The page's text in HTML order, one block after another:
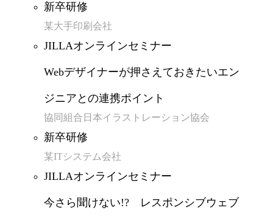
新卒研修
某大手印刷会社
JILLAオンラインセミナー
Webデザイナーが押さえておきたいエン
ジニアとの連携ポイント
協同組合日本イラストレーション協会
新卒研修
某ITシステム会社
JILLAオンラインセミナー
今さら聞けない!? レスポンシブウェブ